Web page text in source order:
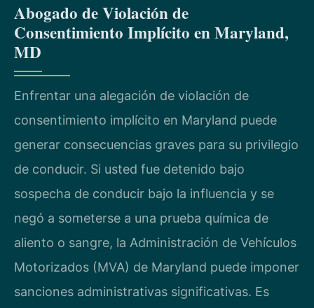
Abogado de Violación de
Consentimiento Implícito en Maryland,
MD
Enfrentar una alegación de violación de
consentimiento implícito en Maryland puede
generar consecuencias graves para su privilegio
de conducir. Si usted fue detenido bajo
sospecha de conducir bajo la influencia y se
negó a someterse a una prueba química de
aliento o sangre, la Administración de Vehículos
Motorizados (MVA) de Maryland puede imponer
sanciones administrativas significativas. Es